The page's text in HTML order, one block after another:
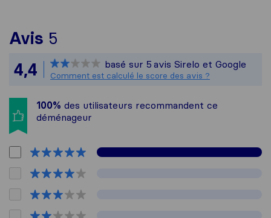
Avis 5
Sirelo n'est pas
Tous les avis recueillis
4,4 basé sur 5 avis Sirelo et Google
Comment est calculé le score des avis ?
100% des utilisateurs recommandent ce
déménageur